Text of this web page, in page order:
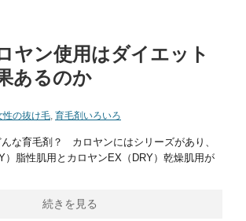
ヤン使用はダイエット
あるのか
性の抜け毛, 育毛剤いろいろ
な育毛剤？ カロヤンにはシリーズがあり、
）脂性肌用とカロヤンEX（DRY）乾燥肌用が
続きを見る